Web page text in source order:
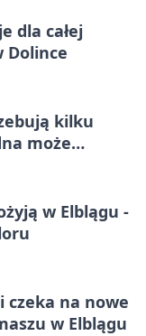
dla całej
Dolince
kilku
może
w Elblągu -
czeka na nowe
w Elblągu